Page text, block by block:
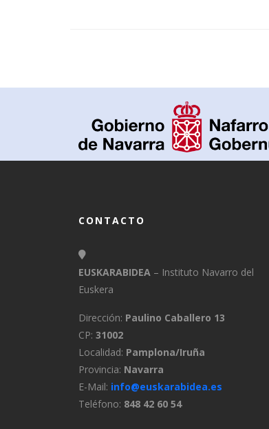
CONTACTO
EUSKARABIDEA – Instituto Navarro del
Euskera
Dirección: Paulino Caballero 13
CP: 31002
Localidad: Pamplona/Iruña
Provincia: Navarra
E-Mail: info@euskarabidea.es
Teléfono: 848 42 60 54